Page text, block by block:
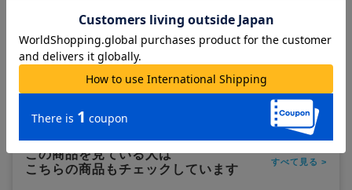
カートに追加
在庫あり
カートに追加 カートに
この商品を見ている人は
こちらの商品もチェックしています
すべて見る >